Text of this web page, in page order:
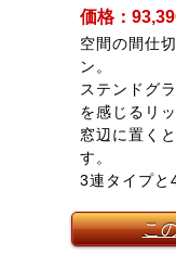
価格：
空間の間仕
ン。
ステンドグ
を感じるリ
窓辺に置く
す。
3連タイプと
こ